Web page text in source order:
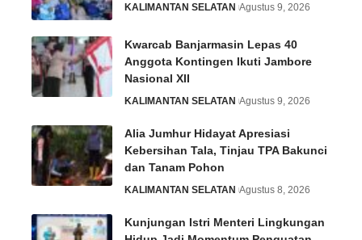
KALIMANTAN SELATAN Agustus 9, 2026
Kwarcab Banjarmasin Lepas 40
Anggota Kontingen Ikuti Jambore
Nasional XII
KALIMANTAN SELATAN Agustus 9, 2026
Alia Jumhur Hidayat Apresiasi
Kebersihan Tala, Tinjau TPA Bakunci
dan Tanam Pohon
KALIMANTAN SELATAN Agustus 8, 2026
Kunjungan Istri Menteri Lingkungan